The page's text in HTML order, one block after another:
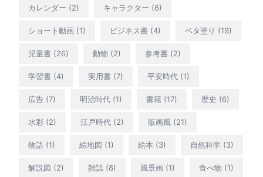
カレンダー (2) キャラクター (6)
ショート動画 (1) ビジネス書 (4) ベタ塗り (19)
児童書 (26) 動物 (2) 参考書 (2)
学習書 (4) 実用書 (7) 平安時代 (1)
広告 (7) 明治時代 (1) 書籍 (17) 歴史 (6)
水彩 (2) 江戸時代 (2) 版画風 (21)
物語 (1) 絵地図 (1) 絵本 (3) 自然科学 (3)
解説図 (2) 雑誌 (8) 風景画 (1) 食べ物 (1)